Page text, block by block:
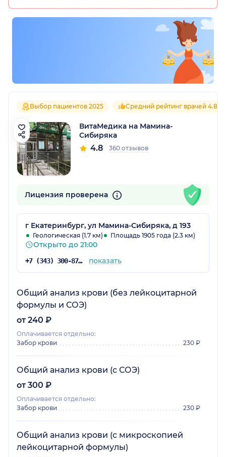
Выбор пациентов 2025 Средний рейтинг врачей 4.8
ВитаМедика на Мамина-
Сибиряка
4.8 360 отзывов
Лицензия проверена
г Екатеринбург, ул Мамина-Сибиряка, д 193
Геологическая (1.7 км) Площадь 1905 года (2.3 км)
Открыто до 21:00
+7 (343) 300-87-38 показать
Общий анализ крови (без лейкоцитарной
формулы и СОЭ)
от 240 ₽
Оплачивается отдельно:
Забор крови
230 ₽
Общий анализ крови (с СОЭ)
от 300 ₽
Оплачивается отдельно:
Забор крови
230 ₽
Общий анализ крови (с микроскопией
лейкоцитарной формулы)